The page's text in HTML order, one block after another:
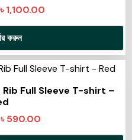
৳1,100.00
করুন
Rib Full Sleeve T-shirt –
৳590.00